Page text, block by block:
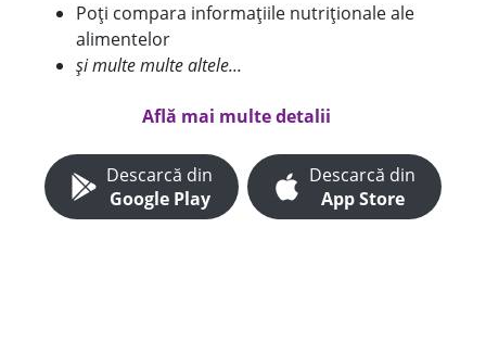
Poți compara informațiile nutriționale ale
alimentelor
și multe multe altele...
Află mai multe detalii
Descarcă din
Google Play
Descarcă din
App Store